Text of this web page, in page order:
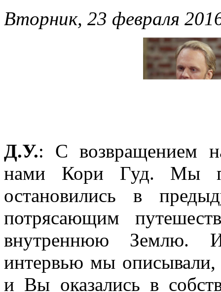
Вторник, 23 февраля
Д.У.: С возвращением
нами Кори Гуд. Мы
остановились в
потрясающим
внутреннюю Землю.
интервью мы описывали,
и Вы оказались в